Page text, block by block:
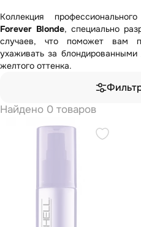
Коллекция
Forever Blonde, специально
случаев, что поможет вам
ухаживать за
желтого оттенка.
Найдено 0 товаров